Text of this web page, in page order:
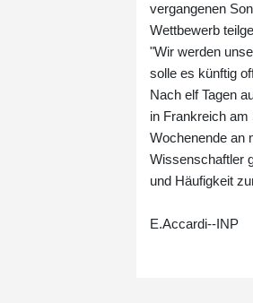
vergangenen
Wettbewerb
"Wir werden
solle es künftig
Nach elf Tagen
in Frankreich
Wochenende an
Wissenschaftler
und Häufigkeit
E.Accardi--INP